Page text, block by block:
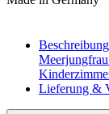
Beschreibung
Lieferung &